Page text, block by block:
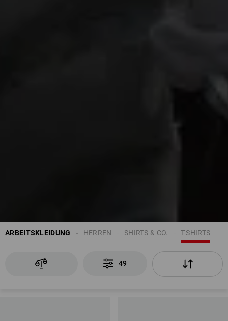
ARBEITSKLEIDUNG T-SHIRTS
SHIRTS & CO.
HERREN
49